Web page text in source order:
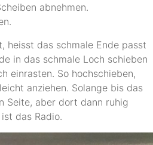
abnehmen.
heisst das schmale Ende passt
in das schmale Loch schieben
einrasten. So hochschieben,
anziehen. Solange bis das
Seite, aber dort dann ruhig
das Radio.